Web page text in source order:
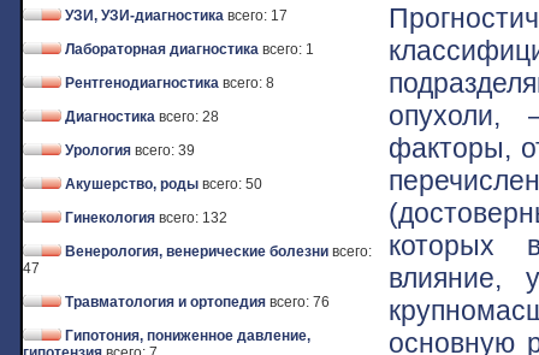
УЗИ, УЗИ-диагностика всего: 17
Лабораторная диагностика всего: 1
Рентгенодиагностика всего: 8
Диагностика всего: 28
Урология всего: 39
Акушерство, роды всего: 50
Гинекология всего: 132
Венерология, венерические болезни всего:
47
Травматология и ортопедия всего: 76
Гипотония, пониженное давление,
факторы,
которых
влияние,
основную